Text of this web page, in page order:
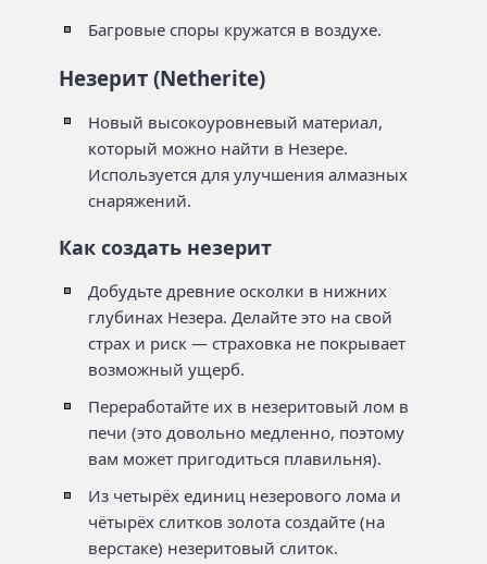
Багровые споры кружатся в воздухе.
Незерит (Netherite)
Новый высокоуровневый материал,
который можно найти в Незере.
Используется для улучшения алмазных
снаряжений.
Как создать незерит
Добудьте древние осколки в нижних
глубинах Незера. Делайте это на свой
страх и риск — страховка не покрывает
возможный ущерб.
Переработайте их в незеритовый лом в
печи (это довольно медленно, поэтому
вам может пригодиться плавильня).
Из четырёх единиц незерового лома и
чётырёх слитков золота создайте (на
верстаке) незеритовый слиток.